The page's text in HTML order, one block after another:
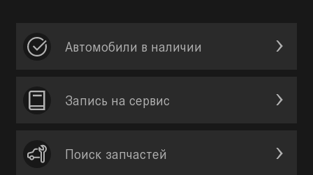
Автомобили в наличии
Запись на сервис
Поиск запчастей